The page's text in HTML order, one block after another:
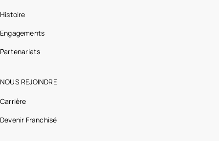
Histoire
Engagements
Partenariats
NOUS REJOINDRE
Carrière
Devenir Franchisé